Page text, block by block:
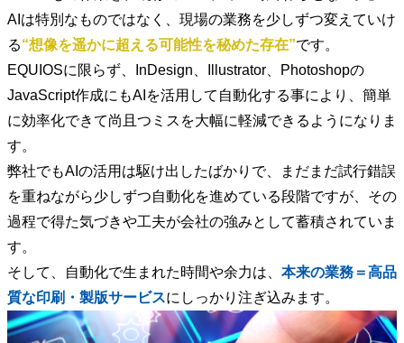
AIは特別なものではなく、現場の業務を少しずつ変えていけ
る“想像を遥かに超える可能性を秘めた存在”です。
EQUIOSに限らず、InDesign、Illustrator、Photoshopの
JavaScript作成にもAIを活用して自動化する事により、簡単
に効率化できて尚且つミスを大幅に軽減できるようになりま
す。
弊社でもAIの活用は駆け出したばかりで、まだまだ試行錯誤
を重ねながら少しずつ自動化を進めている段階ですが、その
過程で得た気づきや工夫が会社の強みとして蓄積されていま
す。
そして、自動化で生まれた時間や余力は、 本来の業務＝高品
質な印刷・製版サービスにしっかり注ぎ込みます。